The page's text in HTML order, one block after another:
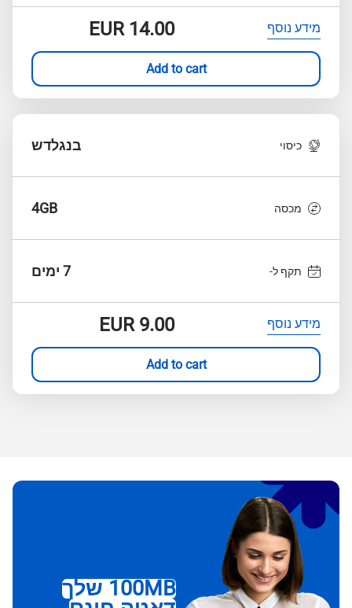
מידע נוסף EUR14.00
Add to cart
כיסוי בנגלדש
מכסה 4GB
תקף ל- 7 ימים
מידע נוסף EUR9.00
Add to cart
100MB שלך